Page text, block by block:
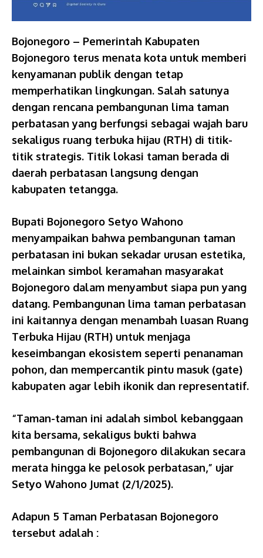
Bojonegoro – Pemerintah Kabupaten
Bojonegoro terus menata kota untuk memberi
kenyamanan publik dengan tetap
memperhatikan lingkungan. Salah satunya
dengan rencana pembangunan lima taman
perbatasan yang berfungsi sebagai wajah baru
sekaligus ruang terbuka hijau (RTH) di titik-
titik strategis. Titik lokasi taman berada di
daerah perbatasan langsung dengan
kabupaten tetangga.
Bupati Bojonegoro Setyo Wahono
menyampaikan bahwa pembangunan taman
perbatasan ini bukan sekadar urusan estetika,
melainkan simbol keramahan masyarakat
Bojonegoro dalam menyambut siapa pun yang
datang. Pembangunan lima taman perbatasan
ini kaitannya dengan menambah luasan Ruang
Terbuka Hijau (RTH) untuk menjaga
keseimbangan ekosistem seperti penanaman
pohon, dan mempercantik pintu masuk (gate)
kabupaten agar lebih ikonik dan representatif.
“Taman-taman ini adalah simbol kebanggaan
kita bersama, sekaligus bukti bahwa
pembangunan di Bojonegoro dilakukan secara
merata hingga ke pelosok perbatasan,” ujar
Setyo Wahono Jumat (2/1/2025).
Adapun 5 Taman Perbatasan Bojonegoro
tersebut adalah :